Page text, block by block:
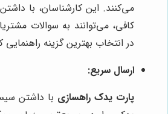
می‌کنند. این کارشناسان، با
کافی، می‌توانند به سوالات
در انتخاب بهترین گزینه راهنمایی
ارسال سریع:
پارت یدک راهسازی با داشتن